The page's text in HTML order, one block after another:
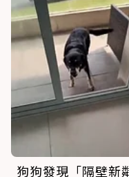
狗狗發現「隔壁新